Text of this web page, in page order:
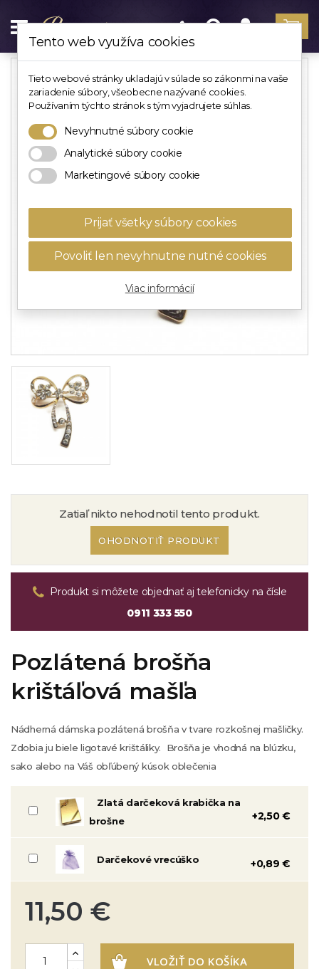
Zatiaľ nikto nehodnotil tento produkt.
OHODNOTIŤ PRODUKT
Produkt si môžete objednať aj telefonicky na čísle
0911 333 550
Pozlátená brošňa
krištáľová mašľa
Nádherná dámska pozlátená brošňa v tvare rozkošnej mašličky.
Zdobia ju biele ligotavé krištáliky. Brošňa je vhodná na blúzku,
sako alebo na Váš obľúbený kúsok oblečenia
Zlatá darčeková krabička na
brošne
+2,50 €
Darčekové vrecúško +0,89 €
11,50 €
VLOŽIŤ DO KOŠÍKA
Tento web využíva cookies
Tieto webové stránky ukladajú v súlade so zákonmi na vaše
zariadenie súbory, všeobecne nazývané cookies.
Používaním týchto stránok s tým vyjadrujete súhlas.
Nevyhnutné súbory cookie
Analytické súbory cookie
Marketingové súbory cookie
Prijať všetky súbory cookies
Povoliť len nevyhnutne nutné cookies
Viac informácií